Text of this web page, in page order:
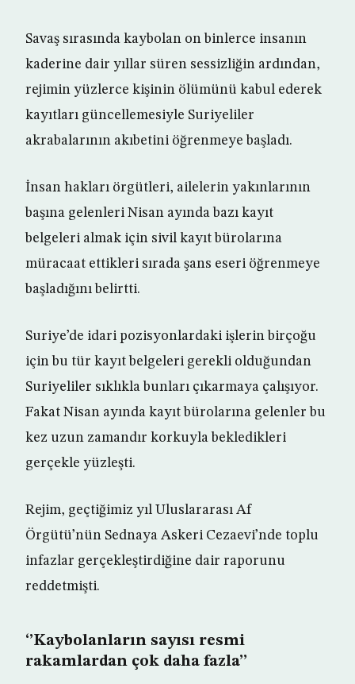
Savaş sırasında kaybolan on binlerce insanın
kaderine dair yıllar süren sessizliğin ardından,
rejimin yüzlerce kişinin ölümünü kabul ederek
kayıtları güncellemesiyle Suriyeliler
akrabalarının akıbetini öğrenmeye başladı.
İnsan hakları örgütleri, ailelerin yakınlarının
başına gelenleri Nisan ayında bazı kayıt
belgeleri almak için sivil kayıt bürolarına
müracaat ettikleri sırada şans eseri öğrenmeye
başladığını belirtti.
Suriye’de idari pozisyonlardaki işlerin birçoğu
için bu tür kayıt belgeleri gerekli olduğundan
Suriyeliler sıklıkla bunları çıkarmaya çalışıyor.
Fakat Nisan ayında kayıt bürolarına gelenler bu
kez uzun zamandır korkuyla bekledikleri
gerçekle yüzleşti.
Rejim, geçtiğimiz yıl Uluslararası Af
Örgütü’nün Sednaya Askeri Cezaevi’nde toplu
infazlar gerçekleştirdiğine dair raporunu
reddetmişti.
‘’Kaybolanların sayısı resmi
rakamlardan çok daha fazla’’